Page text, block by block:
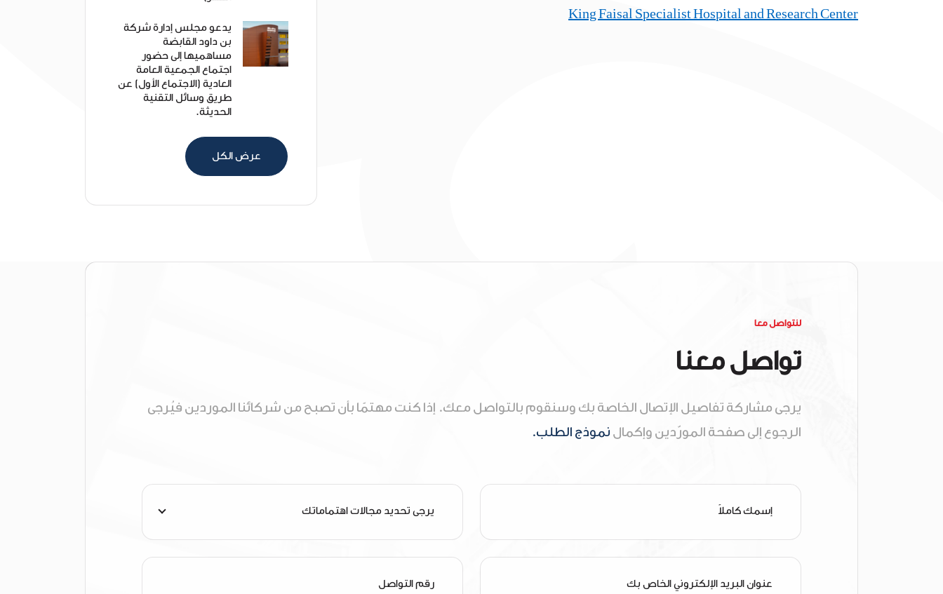
King Faisal Specialist Hospital and Research Center
يدعو مجلس إدارة شركة
بن داود القابضة
مساهميها إلى حضور
اجتماع الجمعية العامة
العادية (الاجتماع الأول) عن
طريق وسائل التقنية
الحديثة.
عرض الكل
لنتواصل معا
تواصل معنا
يرجى مشاركة تفاصيل الإتصال الخاصة بك وسنقوم بالتواصل معك. إذا كنت مهتمًا بأن تصبح من شركائنا الموردين فيُرجى
الرجوع إلى صفحة المورّدين وإكمال نموذج الطلب.
يرجى تحديد مجالات اهتماماتك